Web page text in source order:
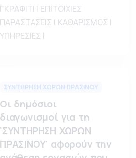
ΓΚΡΑΦΙΤΙ | ΕΠΙΤΟΙΧΙΕΣ
ΠΑΡΑΣΤΑΣΕΙΣ | ΚΑΘΑΡΙΣΜΟΣ |
ΥΠΗΡΕΣΙΕΣ |
ΣΥΝΤΗΡΗΣΗ ΧΩΡΩΝ ΠΡΑΣΙΝΟΥ
Οι δημόσιοι
διαγωνισμοί για τη
'ΣΥΝΤΗΡΗΣΗ ΧΩΡΩΝ
ΠΡΑΣΙΝΟΥ' αφορούν την